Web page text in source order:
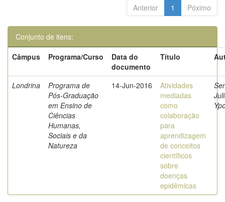
Anterior 1 Póximo
Conjunto de itens:
Câmpus
Programa/Curso
Data do
documento
Título
Londrina
Programa de
Pós-Graduação
em Ensino de
Ciências
Humanas,
Sociais e da
Natureza
14-Jun-2016
Atividades
mediadas
como
colaboração
para
aprendizagem
de conceitos
científicos
sobre
doenças
epidêmicas